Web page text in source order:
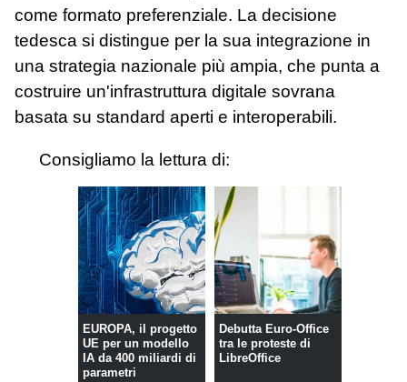
come formato preferenziale. La decisione
tedesca si distingue per la sua integrazione in
una strategia nazionale più ampia, che punta a
costruire un'infrastruttura digitale sovrana
basata su standard aperti e interoperabili.
Consigliamo la lettura di:
EUROPA, il progetto
UE per un modello
IA da 400 miliardi di
parametri
Debutta Euro-Office
tra le proteste di
LibreOffice